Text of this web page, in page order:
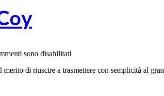
sono disabilitati
di riuscire a trasmettere con semplicità al